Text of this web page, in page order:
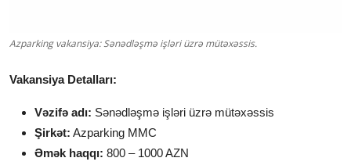
Azparking vakansiya: Sənədləşmə işləri üzrə mütəxəssis.
Vakansiya Detalları:
Vəzifə adı: Sənədləşmə işləri üzrə mütəxəssis
Şirkət: Azparking MMC
Əmək haqqı: 800 – 1000 AZN